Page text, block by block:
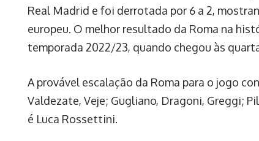
Real Madrid e foi derrotada por 6 a 2,
europeu. O melhor resultado da Roma na
temporada 2022/23, quando chegou às
A provável escalação da Roma para o jogo
Valdezate, Veje; Gugliano, Dragoni, Greggi;
é Luca Rossettini.